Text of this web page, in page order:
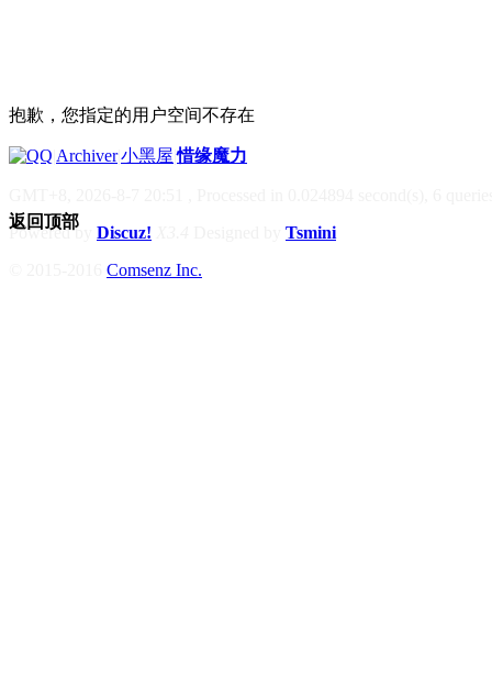
抱歉，您指定的用户空间不存在
Archiver|小黑屋|惜缘魔力
Powered by Discuz!
Tsmini
Comsenz Inc.
返回顶部